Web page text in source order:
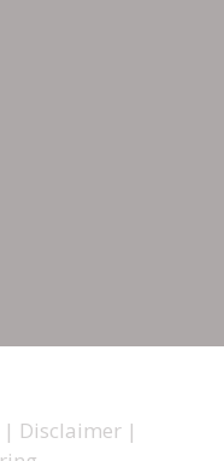
| Disclaimer|